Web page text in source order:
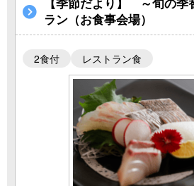
ラン（お食事会場）
2食付 レストラン食